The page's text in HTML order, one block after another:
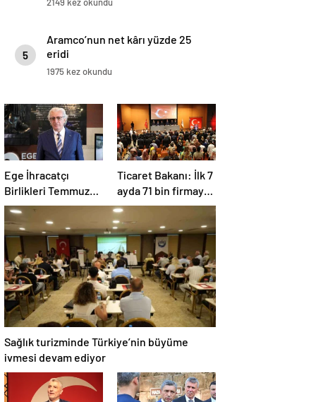
2149 kez okundu
5
Aramco’nun net kârı yüzde 25
eridi
1975 kez okundu
Ege İhracatçı
Birlikleri Temmuz
Ayında İhracatını
Artırdı
Ticaret Bakanı: İlk 7
ayda 71 bin firmaya
960 milyon lira ceza
uygulandı
Sağlık turizminde Türkiye’nin büyüme
ivmesi devam ediyor